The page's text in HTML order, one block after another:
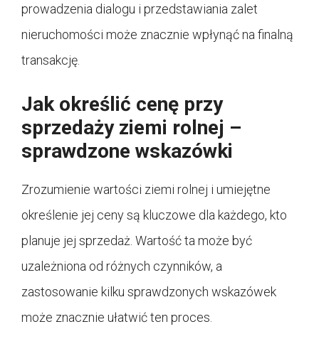
prowadzenia dialogu i przedstawiania zalet
nieruchomości może znacznie wpłynąć na finalną
transakcję.
Jak określić cenę przy
sprzedaży ziemi rolnej –
sprawdzone wskazówki
Zrozumienie wartości ziemi rolnej i umiejętne
określenie jej ceny są kluczowe dla każdego, kto
planuje jej sprzedaż. Wartość ta może być
uzależniona od różnych czynników, a
zastosowanie kilku sprawdzonych wskazówek
może znacznie ułatwić ten proces.